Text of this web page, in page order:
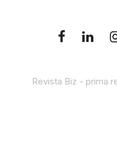
Revista Biz - prima